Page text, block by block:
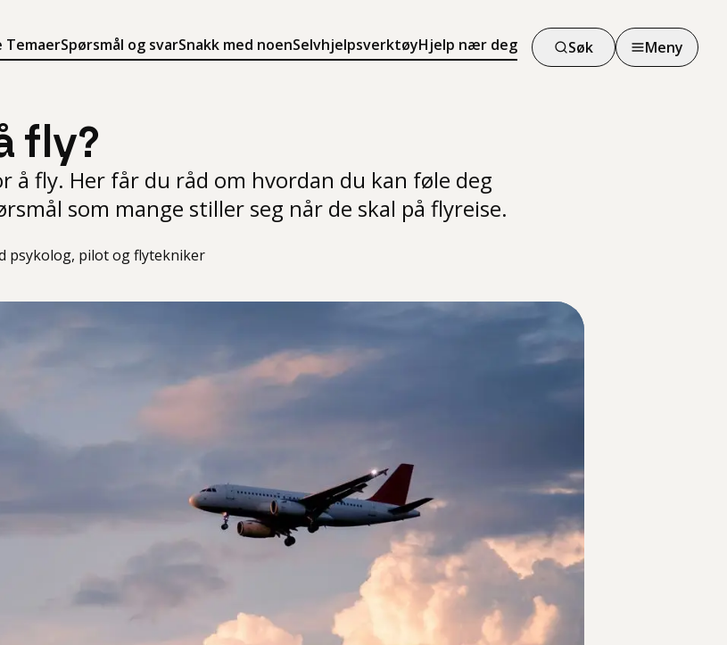
TemaerSpørsmål og svarSnakk med noenSelvhjelpsverktøyHjelp nær deg Søk Meny
fly?
å fly. Her får du råd om hvordan du kan føle deg
som mange stiller seg når de skal på flyreise.
psykolog, pilot og flytekniker